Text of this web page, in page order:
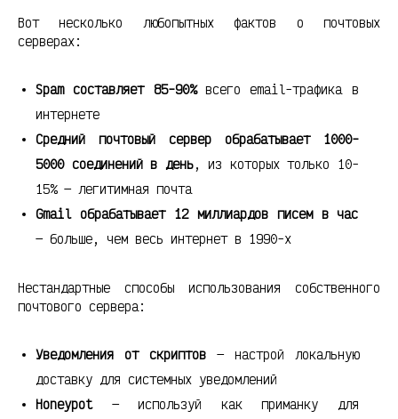
Вот несколько любопытных фактов о почтовых
серверах:
Spam составляет 85-90%всего email-трафика в
интернете
Средний почтовый сервер обрабатывает 1000-
5000 соединений в день, из которых только 10-
15% — легитимная почта
Gmail обрабатывает 12 миллиардов писем в час
— больше, чем весь интернет в 1990-х
Нестандартные способы использования собственного
почтового сервера:
Уведомления от скриптов— настрой локальную
доставку для системных уведомлений
Honeypot— используй как приманку для